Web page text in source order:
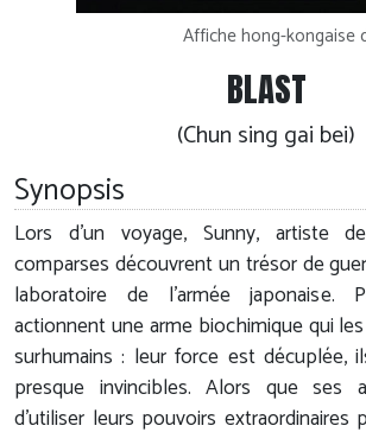
Affiche hong-kongaise
BLAST
(Chun sing gai bei)
Synopsis
Lors d'un voyage, Sunny, artiste
comparses découvrent un trésor de
laboratoire de l'armée japonaise.
actionnent une arme biochimique qui
surhumains : leur force est décuplée,
presque invincibles. Alors que ses
d'utiliser leurs pouvoirs